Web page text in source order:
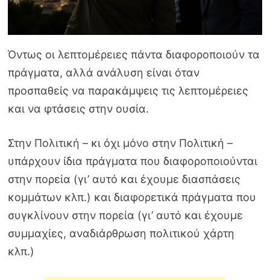
Όντως οι λεπτομέρειες πάντα διαφοροποιούν τα
πράγματα, αλλά ανάλυση είναι όταν
προσπαθείς να παρακάμψεις τις λεπτομέρειες
και να φτάσεις στην ουσία.
Στην Πολιτική – κι όχι μόνο στην Πολιτική –
υπάρχουν ίδια πράγματα που διαφοροποιούνται
στην πορεία (γι’ αυτό και έχουμε διασπάσεις
κομμάτων κλπ.) και διαφορετικά πράγματα που
συγκλίνουν στην πορεία (γι’ αυτό και έχουμε
συμμαχίες, αναδιάρθρωση πολιτικού χάρτη
κλπ.)